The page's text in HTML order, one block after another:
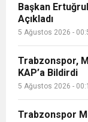
Başkan
Açıkladı
5 Ağustos 2026 -
Trabzonspor,
KAP’a Bildirdi
5 Ağustos 2026 -
Trabzonspor